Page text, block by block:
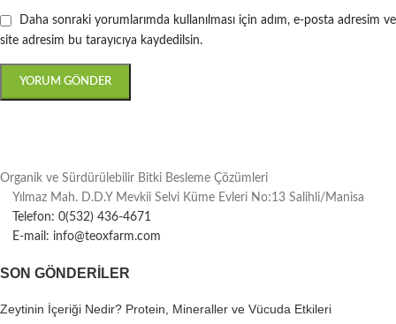
Daha sonraki yorumlarımda kullanılması için adım, e-posta adresim ve
site adresim bu tarayıcıya kaydedilsin.
Organik ve Sürdürülebilir Bitki Besleme Çözümleri
Yılmaz Mah. D.D.Y Mevkii Selvi Küme Evleri No:13 Salihli/Manisa
Telefon: 0(532) 436-4671
E-mail: info@teoxfarm.com
SON GÖNDERILER
Zeytinin İçeriği Nedir? Protein, Mineraller ve Vücuda Etkileri